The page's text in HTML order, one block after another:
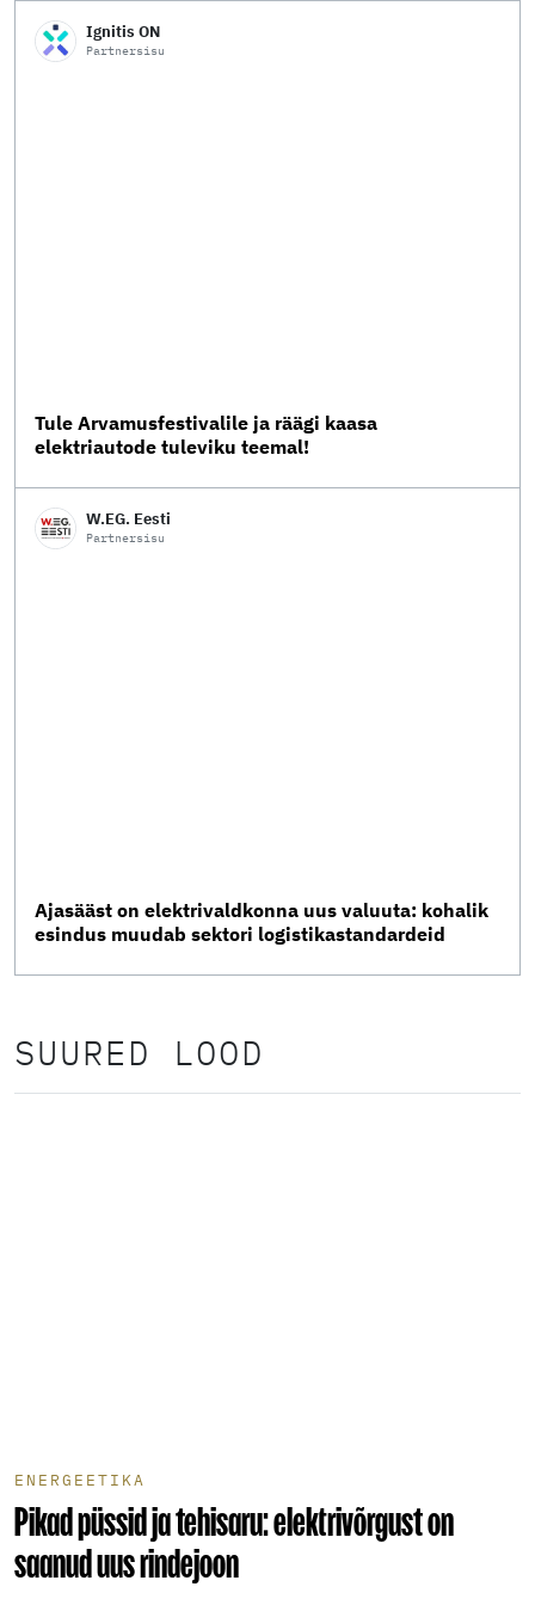
Ignitis ON
Partnersisu
Tule Arvamusfestivalile ja räägi kaasa
elektriautode tuleviku teemal!
W.EG. Eesti
Partnersisu
Ajasääst on elektrivaldkonna uus valuuta: kohalik
esindus muudab sektori logistikastandardeid
SUURED LOOD
ENERGEETIKA
Pikad püssid ja tehisaru: elektrivõrgust on
saanud uus rindejoon